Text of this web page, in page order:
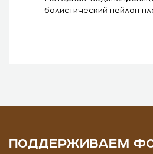
балистический нейлон
ПОДДЕРЖИВАЕМ